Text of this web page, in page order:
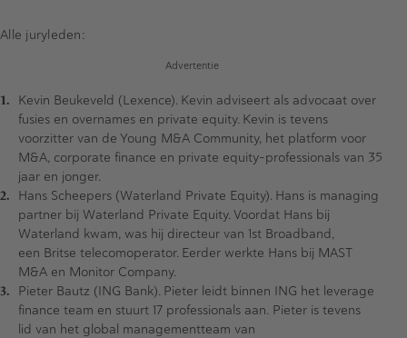
Alle juryleden:
Advertentie
Kevin Beukeveld (Lexence). Kevin adviseert als advocaat over
fusies en overnames en private equity. Kevin is tevens
voorzitter van de Young M&A Community, het platform voor
M&A, corporate finance en private equity-professionals van 35
jaar en jonger.
Hans Scheepers (Waterland Private Equity). Hans is managing
partner bij Waterland Private Equity. Voordat Hans bij
Waterland kwam, was hij directeur van 1st Broadband,
een Britse telecomoperator. Eerder werkte Hans bij MAST
M&A en Monitor Company.
Pieter Bautz (ING Bank). Pieter leidt binnen ING het leverage
finance team en stuurt 17 professionals aan. Pieter is tevens
lid van het global managementteam van